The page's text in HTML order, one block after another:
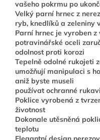
vašeho pokrmu po
Velký parní hrnec z
ryb, knedlíků a zeleniny
Parní hrnec je vyroben
potravinářské oceli
odolnost proti korozi
Tepelně odolné rukojeti
umožňují manipulaci s
aniž byste museli
používat ochranné
Poklice vyrobená z
životnost
Dokonale utěsněná
teplotu